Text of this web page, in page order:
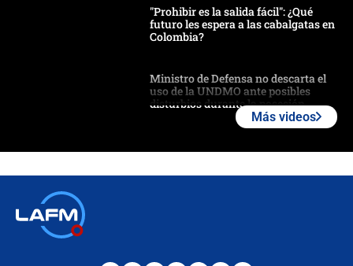
"Prohibir es la salida fácil": ¿Qué
futuro les espera a las cabalgatas en
Colombia?
Ministro de Defensa no descarta el
uso de la UNDMO ante posibles
disturbios durante la posesión
fraude": Auditoría respondió a
Más videos